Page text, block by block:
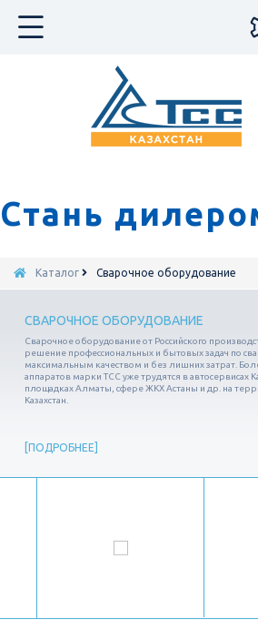
Стань
Каталог Сварочное оборудование
СВАРОЧНОЕ ОБОРУДОВАНИЕ
Сварочное оборудование от Российского
решение профессиональных и бытовых задач по
максимальным качеством и без лишних затрат.
аппаратов марки ТСС уже трудятся в автосервисах
площадках Алматы, сфере ЖКХ Астаны и др. на
Казахстан.
ПОДРОБНЕЕ